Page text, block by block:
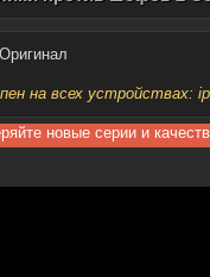
Оригинал
на всех устройствах:
новые серии и